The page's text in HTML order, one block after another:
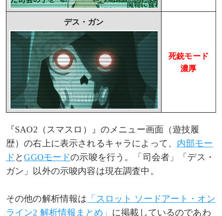
デス・ガン
死銃モード
濃厚
『SAO2（スマスロ）』のメニュー画面（遊技履
歴）の右上に表示されるキャラによって、 内部モー
ド とGGOモードの示唆を行う。「司会者」「デス・
ガン」以外の示唆内容は現在調査中。
その他の解析情報は 「スロット ソードアート・オン
ライン2 解析情報まとめ」 に掲載しているのであわ